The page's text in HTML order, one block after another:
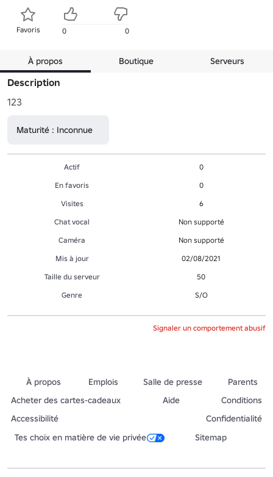
Favoris 0 0
À propos Boutique Serveurs
Description
123
Maturité : Inconnue
Actif
0
En favoris
0
Visites
6
Chat vocal
Non supporté
Caméra
Non supporté
Mis à jour
02/08/2021
Taille du serveur
50
Genre
S/O
Signaler un comportement abusif
À propos Emplois Salle de presse
Parents
Acheter des cartes-cadeaux
Aide
Conditions
Accessibilité
Confidentialité
Tes choix en matière de vie privée
Sitemap